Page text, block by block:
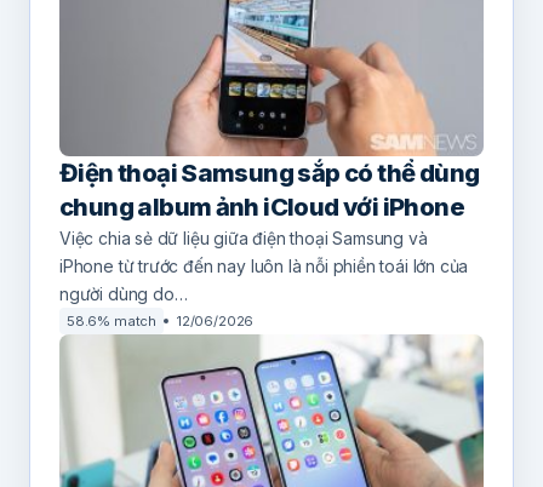
Điện thoại Samsung sắp có thể dùng
chung album ảnh iCloud với iPhone
Việc chia sẻ dữ liệu giữa điện thoại Samsung và
iPhone từ trước đến nay luôn là nỗi phiền toái lớn của
người dùng do…
58.6% match 12/06/2026